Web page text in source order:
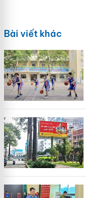
Bài viết khác